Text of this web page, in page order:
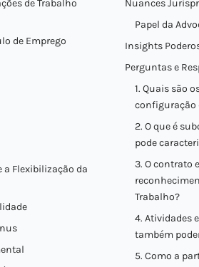
de Trabalho
de Emprego
a Flexibilização da
Nuances
Papel da
Insights
Perguntas e
1. Quais são
configuração
2. O que é
pode
3. O contrato
Trabalho?
4. Atividades
também
5. Como a